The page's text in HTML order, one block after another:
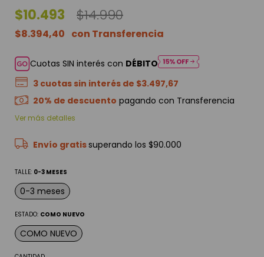
$10.493 $14.990
$8.394,40
Cuotas SIN interés con DÉBITO
3 cuotas sin interés de $3.497,67
20% de descuento pagando con Transferencia
Ver más detalles
Envío gratissuperando los$90.000
TALLE: 0-3 MESES
0-3 meses
ESTADO: COMO NUEVO
COMO NUEVO